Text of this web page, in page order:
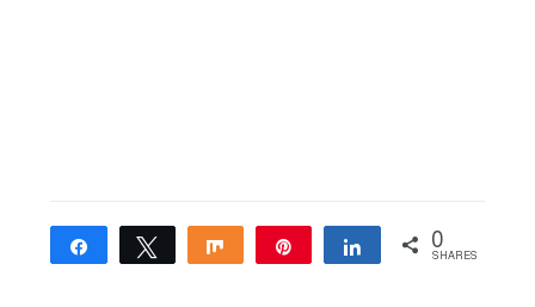
Share Tweet Share Share 0
SHARES